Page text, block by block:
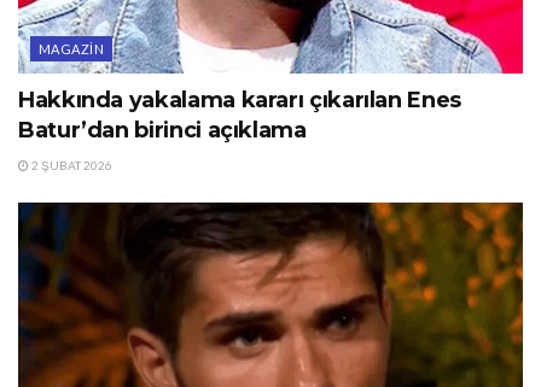
MAGAZIN
Hakkında yakalama kararı çıkarılan Enes
Batur’dan birinci açıklama
2 ŞUBAT 2026